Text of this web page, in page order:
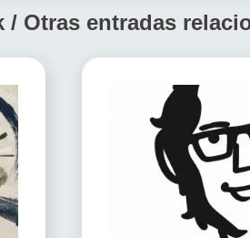
/ Otras entradas